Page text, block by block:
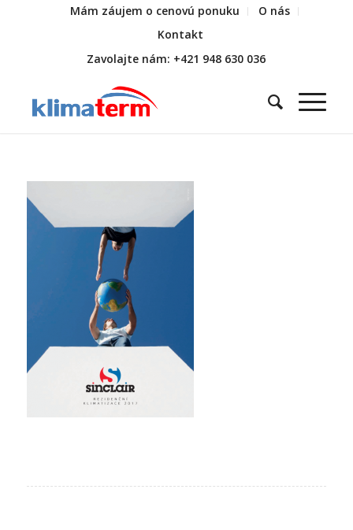
Mám záujem o cenovú ponuku
O nás
Kontakt
Zavolajte nám: +421 948 630 036